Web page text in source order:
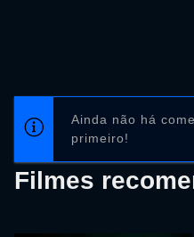
Ainda não há
primeiro!
Filmes